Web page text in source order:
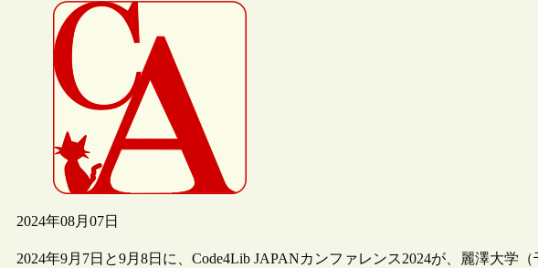
2024年08月07日
2024年9月7日と9月8日に、Code4Lib JAPANカンファレンス2024が、麗澤大学